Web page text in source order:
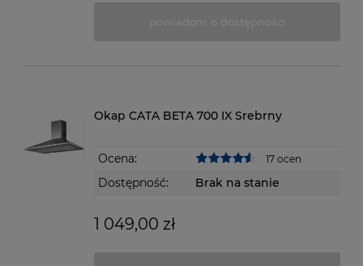
Okap CATA BETA 700 IX Srebrny
Ocena: 17 ocen
Dostępność: Brak na stanie
1 049,00 zł